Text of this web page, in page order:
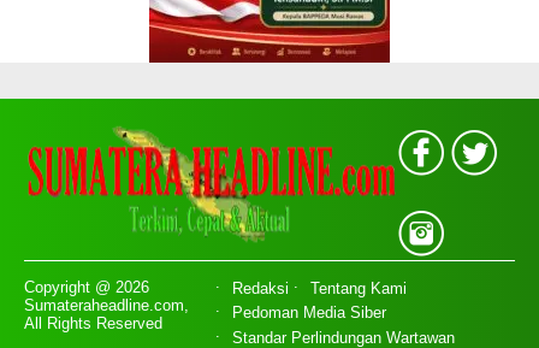
Copyright @ 2026
Sumateraheadline.com,
All Rights Reserved
Redaksi
Tentang Kami
Pedoman Media Siber
Standar Perlindungan Wartawan